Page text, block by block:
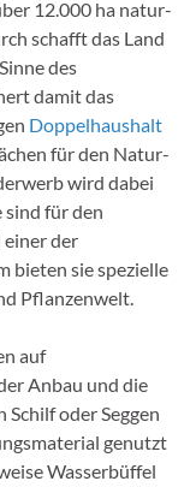
12.000 ha natur-
schafft das Land
des
damit das
Doppelhaushalt
für den Natur-
wird dabei
für den
einer der
bieten sie spezielle
Pflanzenwelt.
auf
Anbau und die
oder Seggen
genutzt
Wasserbüffel